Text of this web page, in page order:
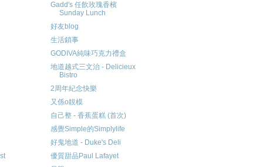
Gadd's 任飲玫瑰香檳
Sunday Lunch
好友blog
生活鎖事
GODIVA純味巧克力禮盒
地道越式三文治 - Delicieux
Bistro
2周年紀念快樂
又係o靚模
自己整 - 香蕉蛋糕 (首次)
感覺Simple的Simplylife
好鬼地道 - Duke's Deli
優質甜品Paul Lafayet